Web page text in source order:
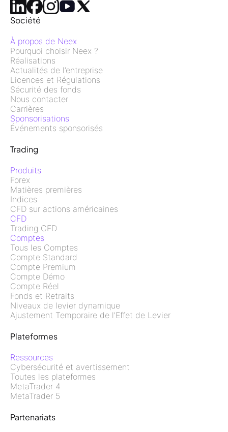
Société
À propos de Neex
Pourquoi choisir Neex ?
Réalisations
Actualités de l’entreprise
Licences et Régulations
Sécurité des fonds
Nous contacter
Carrières
Sponsorisations
Événements sponsorisés
Trading
Produits
Forex
Matières premières
Indices
CFD sur actions américaines
CFD
Trading CFD
Comptes
Tous les Comptes
Compte Standard
Compte Premium
Compte Démo
Compte Réel
Fonds et Retraits
Niveaux de levier dynamique
Ajustement Temporaire de l'Effet de Levier
Plateformes
Ressources
Cybersécurité et avertissement
Toutes les plateformes
MetaTrader 4
MetaTrader 5
Partenariats